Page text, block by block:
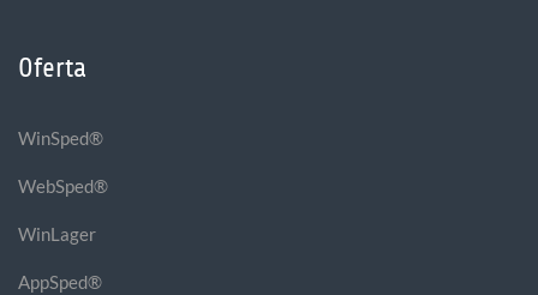
Oferta
WinSped®
WebSped®
WinLager
AppSped®